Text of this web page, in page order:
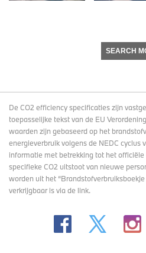
SEARCH
De CO2 efficiency specificaties zijn
toepasselijke tekst van de EU
waarden zijn gebaseerd op het
energieverbruik volgens de NEDC cyclus
informatie met betrekking tot het
specifieke CO2 uitstoot van nieuwe
worden uit het
verkrijgbaaris via de link.